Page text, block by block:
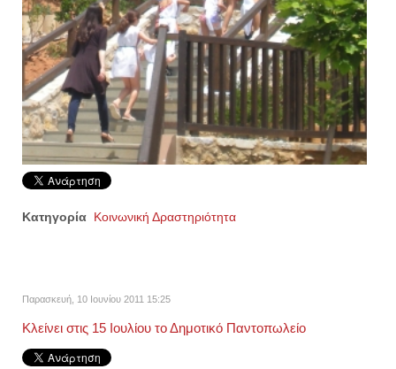
Κατηγορία Κοινωνική Δραστηριότητα
Παρασκευή, 10 Ιουνίου 2011 15:25
Κλείνει στις 15 Ιουλίου το Δημοτικό Παντοπωλείο